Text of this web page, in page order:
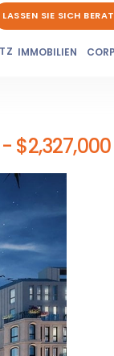
LASSEN SIE SICH
IMMOBILIEN
- $2,327,000